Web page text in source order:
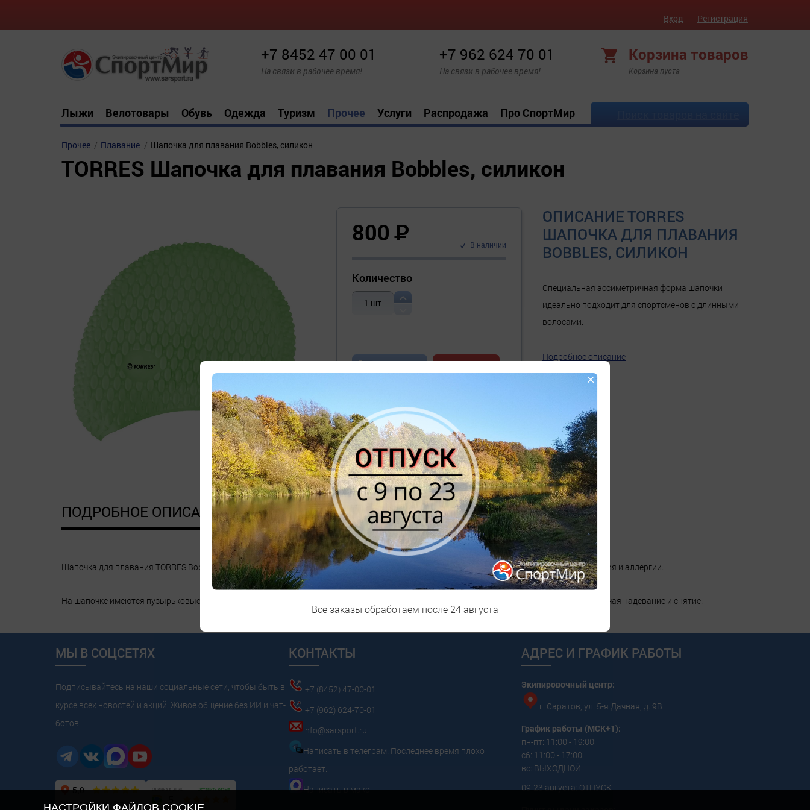
Вход Регистрация
+7 8452 47 00 01
На связи в рабочее время!
+7 962 624 70 01
На связи в рабочее время!
Корзина товаров
Корзина пуста
Лыжи Велотовары Обувь Одежда Туризм Прочее Услуги Распродажа Про СпортМир
Прочее Плавание Шапочка для плавания Bobbles, силикон
TORRES Шапочка для плавания Bobbles, силикон
800Р В наличии
Количество
1 шт
ОПИСАНИЕ TORRES
ШАПОЧКА ДЛЯ ПЛАВАНИЯ
BOBBLES, СИЛИКОН
Специальная ассиметричная форма шапочки
идеально подходит для спортсменов с длинными
волосами.
Подробное описание
ПОДРОБНОЕ ОПИСАНИЕ ДЕТАЛЬНЫЕ ХАРАКТЕРИСТИКИ
Шапочка для плавания TORRES Bobbles изготовлена из прочного высококачественного 100% силикона, который не вызывает раздражения и аллергии.
На шапочке имеются пузырьковые выпуклости, которые удерживают больше воздуха внутри шапочки, улучшая терморегуляцию и облегчая надевание и снятие.
МЫ В СОЦСЕТЯХ
Подписывайтесь на наши социальные сети, чтобы быть в
курсе всех новостей и акций. Живое общение без ИИ и чат-
ботов.
КОНТАКТЫ
+7 (8452) 47-00-01
+7 (962) 624-70-01
info@sarsport.ru
Написать в телеграм. Последнее время плохо
работает.
Написать в макс
АДРЕС И ГРАФИК РАБОТЫ
Экипировочный центр:
г. Саратов, ул. 5-я Дачная, д. 9В
График работы (МСК+1):
пн-пт: 11:00 - 19:00
сб: 11:00 - 17:00
вс: ВЫХОДНОЙ
09-23 августа: ОТПУСК
НАСТРОЙКИ ФАЙЛОВ COOKIE
×
Все заказы обработаем после 24 августа